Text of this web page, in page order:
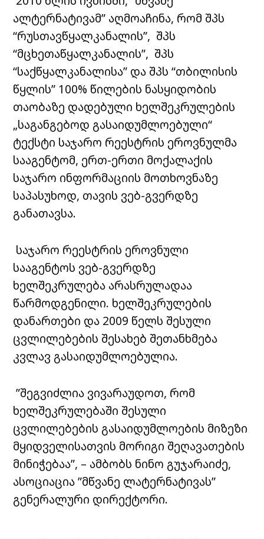
ალტერნატივამ” აღმოაჩინა, რომ შპს
“რუსთავწყალკანალის”, შპს
“მცხეთაწყალკანალის”, შპს
“საქწყალკანალისა” და შპს “თბილისის
წყლის” 100% წილების ნასყიდობის
თაობაზე დადებული ხელშეკრულების
„საგანგებოდ გასაიდუმლოებული“
ტექსტი საჯარო რეესტრის ეროვნულმა
სააგენტომ, ერთ-ერთი მოქალაქის
საჯარო ინფორმაციის მოთხოვნაზე
საპასუხოდ, თავის ვებ-გვერდზე
განათავსა.
საჯარო რეესტრის ეროვნული
სააგენტოს ვებ-გვერდზე
ხელშეკრულება არასრულადაა
წარმოდგენილი. ხელშეკრულების
დანართები და 2009 წელს შესული
ცვლილებების შესახებ შეთანხმება
კვლავ გასაიდუმლოებულია.
”შეგვიძლია ვივარაუდოთ, რომ
ხელშეკრულებაში შესული
ცვლილებების გასაიდუმლოების მიზეზი
მყიდველისათვის მორიგი შეღავათების
მინიჭებაა”, – ამბობს ნინო გუჯარაიძე,
ასოციაცია ”მწვანე ლატერნატივას”
გენერალური დირექტორი.